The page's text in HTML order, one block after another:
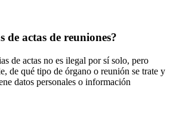
de actas de reuniones?
de actas no es ilegal por sí solo, pero
de qué tipo de órgano o reunión se trate y
datos personales o información